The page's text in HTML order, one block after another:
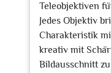
Teleobjektiven
Jedes Objektiv
Charakteristik
kreativ mit
Bildausschnitt